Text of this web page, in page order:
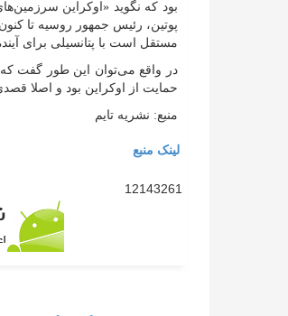
بود که نگوید «اوکراین
پوتین، رئیس جمهور روسیه تا
مستقل است با پتانسیلی برای
در واقع می‌توان این طور گفت
حمایت از اوکراین بود و اصلا
منبع: نشریه تایم
لینک منبع
12143261